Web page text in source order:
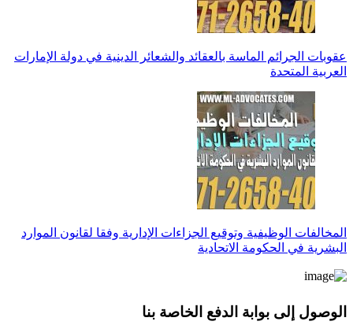
عقوبات الجرائم الماسة بالعقائد والشعائر الدينية في دولة الإمارات
العربية المتحدة
المخالفات الوظيفية وتوقيع الجزاءات الإدارية وفقا لقانون الموارد
البشرية في الحكومة الاتحادية
الوصول إلى بوابة الدفع الخاصة بنا